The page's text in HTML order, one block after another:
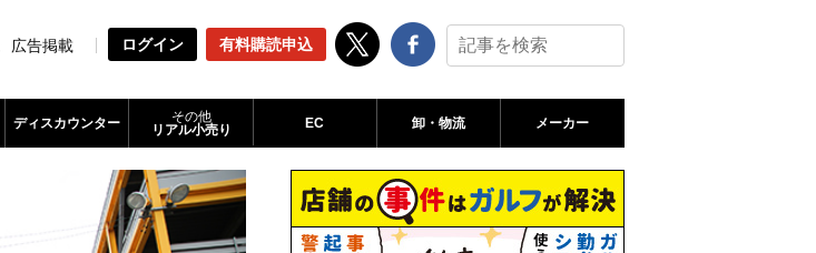
広告掲載 ログイン 有料購読申込
ディスカウンター
その他
リアル小売り
EC 卸・物流 メーカー